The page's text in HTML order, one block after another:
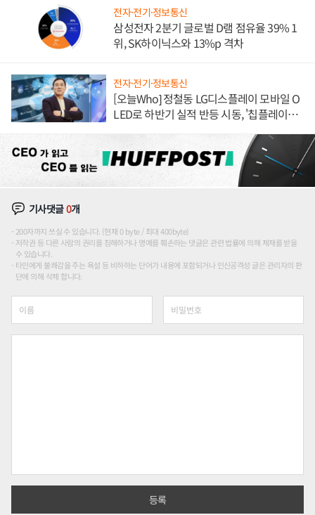
전자·전기·정보통신
삼성전자 2분기 글로벌 D램 점유율 39% 1
위, SK하이닉스와 13%p 격차
전자·전기·정보통신
[오늘Who] 정철동 LG디스플레이 모바일 O
LED로 하반기 실적 반등 시동, '칩플레이
기사댓글0개
200자까지 쓰실 수 있습니다. (현재 0 byte / 최대 400byte)
저작권 등 다른 사람의 권리를 침해하거나 명예를 훼손하는 댓글은 관련 법률에 의해 제재를 받을
수 있습니다.
타인에게 불쾌감을 주는 욕설 등 비하하는 단어가 내용에 포함되거나 인신공격성 글은 관리자의 판
단에 의해 삭제 합니다.